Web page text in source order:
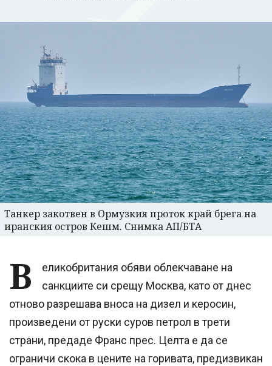
Танкер закотвен в Ормузкия проток край брега на
иранския остров Кешм. Снимка АП/БТА
В
еликобритания обяви облекчаване на
санкциите си срещу Москва, като от днес
отново разрешава вноса на дизел и керосин,
произведени от руски суров петрол в трети
страни, предаде Франс прес. Целта е да се
ограничи скока в цените на горивата, предизвикан